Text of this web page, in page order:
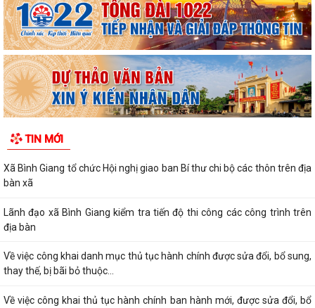
TIN MỚI
Xã Bình Giang tổ chức Hội nghị giao ban Bí thư chi bộ các thôn trên địa
bàn xã
Lãnh đạo xã Bình Giang kiểm tra tiến độ thi công các công trình trên
địa bàn
Về việc công khai danh mục thủ tục hành chính được sửa đổi, bổ sung,
thay thế, bị bãi bỏ thuộc...
Về việc công khai thủ tục hành chính ban hành mới, được sửa đổi, bổ